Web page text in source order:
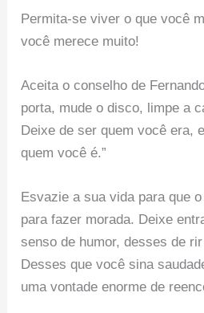
Permita-se viver o que você
você merece muito!
Aceita o conselho de
porta, mude o disco, limpe a
Deixe de ser quem você era,
quem você é.”
Esvazie a sua vida para que
para fazer morada. Deixe
senso de humor, desses de
Desses que você sina
uma vontade enorme de